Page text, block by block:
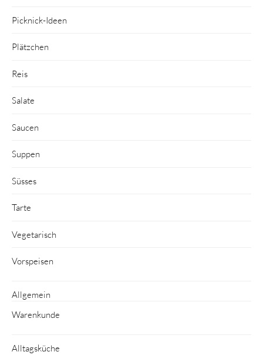
Picknick-Ideen
Plätzchen
Reis
Salate
Saucen
Suppen
Süsses
Tarte
Vegetarisch
Vorspeisen
Allgemein
Warenkunde
Alltagsküche